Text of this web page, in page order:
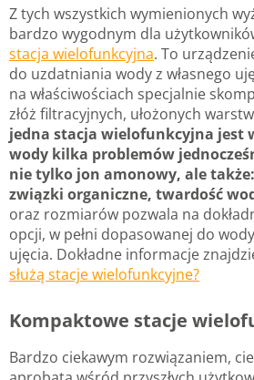
Z tych wszystkich wymienionych
bardzo wygodnym dla
stacja wielofunkcyjna. To
do uzdatniania wody z własnego
na właściwościach specjalnie
złóż filtracyjnych, ułożonych
jedna stacja wielofunkcyjna jest
wody kilka problemów
nie tylko jon amonowy, ale
związki organiczne, twardość
oraz rozmiarów pozwala na
opcji, w pełni dopasowanej do
ujęcia. Dokładne informacje
służą stacje wielofunkcyjne?
Kompaktowe stacje
Bardzo ciekawym rozwiązaniem,